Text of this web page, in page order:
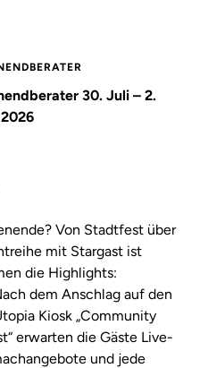
30. Juli – 2.
Von Stadtfest über
mit Stargast ist
die Highlights:
dem Anschlag auf den
Kiosk „Community
erwarten die Gäste Live-
und jede